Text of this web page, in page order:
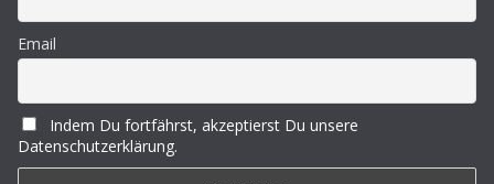
Email
Indem Du fortfährst, akzeptierst Du unsere
Datenschutzerklärung.